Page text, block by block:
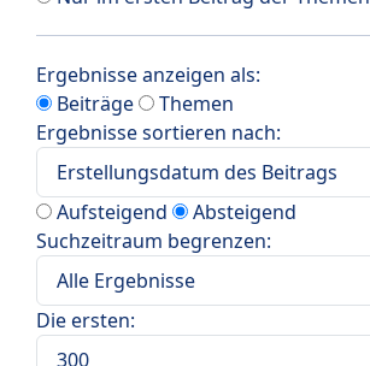
Ergebnisse anzeigen als:
Beiträge
Themen
Ergebnisse sortieren nach:
Aufsteigend
Absteigend
Suchzeitraum begrenzen:
Die ersten: